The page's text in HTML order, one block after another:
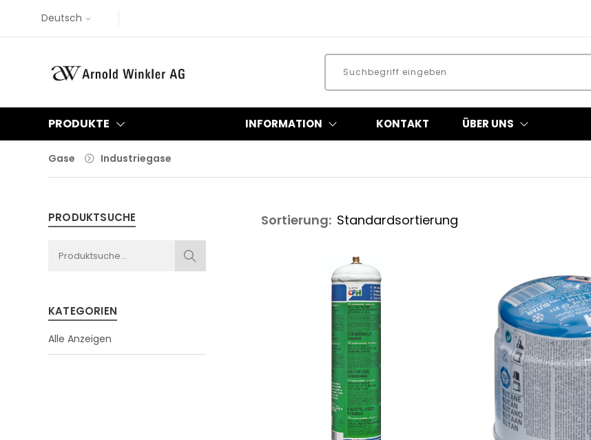
Deutsch
PRODUKTE INFORMATION KONTAKT ÜBER UNS
Gase Industriegase
PRODUKTSUCHE
KATEGORIEN
Alle Anzeigen
Sortierung: